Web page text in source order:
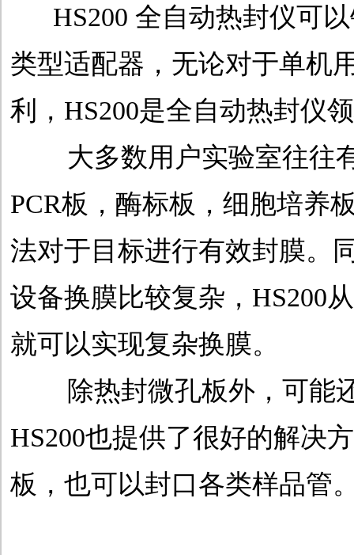
HS200 全自动热封仪可以
类型适配器，无论对于单机
利，HS200是全自动热封仪
大多数用户实验室往往有
PCR板，酶标板，细胞培养
法对于目标进行有效封膜。
设备换膜比较复杂，HS200
就可以实现复杂换膜。
除热封微孔板外，可能还
HS200也提供了很好的解决
板，也可以封口各类样品管